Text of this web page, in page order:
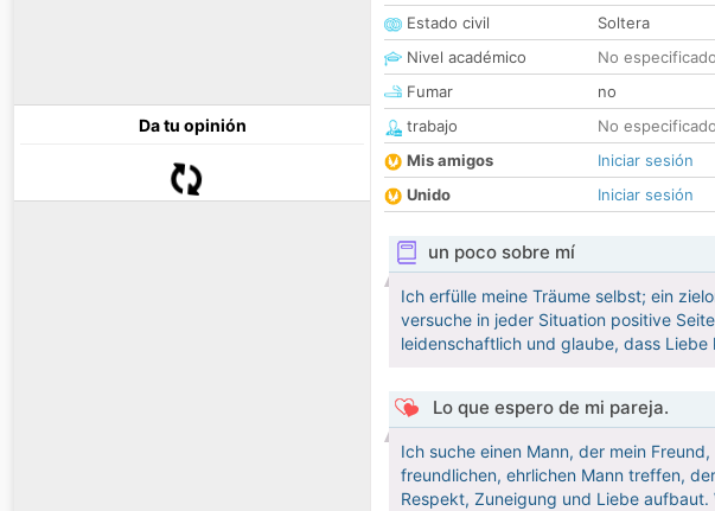
Da tu opinión
Estado civil
Soltera
Nivel académico
No especificado
Fumar
no
trabajo
No especificado
Mis amigos
Iniciar sesión
Unido
Iniciar sesión
un poco sobre mí
Ich erfülle meine Träume selbst; ein
versuche in jeder Situation positive
leidenschaftlich und glaube, dass
Lo que espero de mi pareja.
Ich suche einen Mann, der mein
freundlichen, ehrlichen Mann treffen,
Respekt, Zuneigung und Liebe